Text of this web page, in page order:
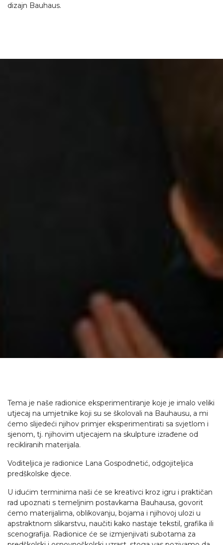
dizajn Bauhaus.
Tema je naše radionice eksperimentiranje koje je imalo veliki
utjecaj na umjetnike koji su se školovali na Bauhausu, a mi
ćemo slijedeći njihov primjer eksperimentirati sa svjetlom i
sjenom, tj. njihovim utjecajem na skulpture izrađene od
recikliranih materijala.
Voditeljica je radionice Lana Gospodnetić, odgojiteljica
predškolske djece.
U idućim terminima naši će se kreativci kroz igru i praktičan
rad upoznati s temeljnim postavkama Bauhausa, govorit
ćemo materijalima, oblikovanju, bojama i njihovoj ulozi u
apstraktnom slikarstvu, naučiti kako nastaje tekstil, grafika ili
scenografija. Radionice će se izmjenjivati subotama za